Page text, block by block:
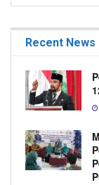
Recent News